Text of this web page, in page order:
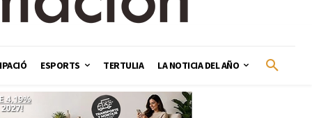
ESPORTS TERTULIA LA NOTICIA DEL AÑO